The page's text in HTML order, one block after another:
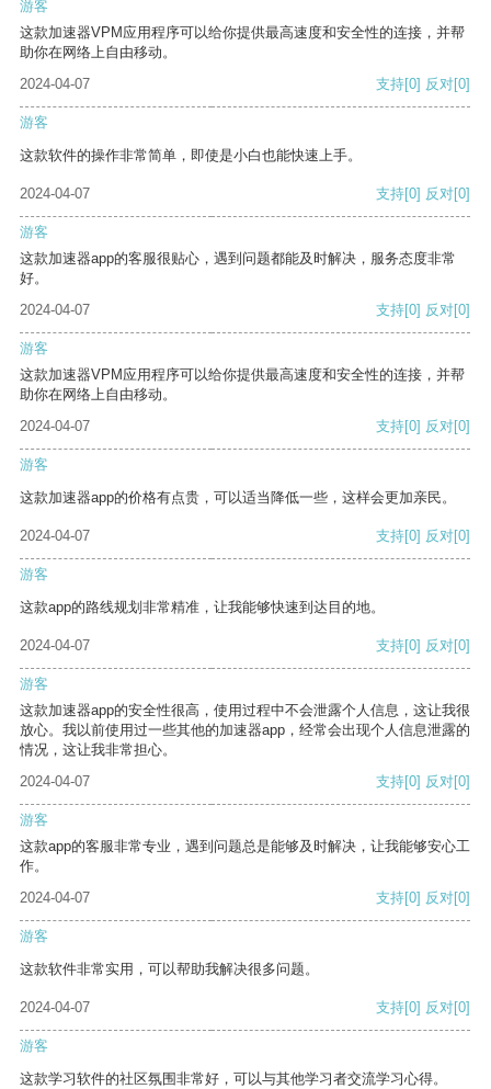
游客
这款加速器VPM应用程序可以给你提供最高速度和安全性的连接，并帮
助你在网络上自由移动。
2024-04-07
支持[0] 反对[0]
游客
这款软件的操作非常简单，即使是小白也能快速上手。
2024-04-07 支持[0] 反对[0]
游客
这款加速器app的客服很贴心，遇到问题都能及时解决，服务态度非常
好。
2024-04-07
支持[0] 反对[0]
游客
这款加速器VPM应用程序可以给你提供最高速度和安全性的连接，并帮
助你在网络上自由移动。
2024-04-07
支持[0] 反对[0]
游客
这款加速器app的价格有点贵，可以适当降低一些，这样会更加亲民。
2024-04-07 支持[0] 反对[0]
游客
这款app的路线规划非常精准，让我能够快速到达目的地。
2024-04-07 支持[0] 反对[0]
游客
这款加速器app的安全性很高，使用过程中不会泄露个人信息，这让我很
放心。我以前使用过一些其他的加速器app，经常会出现个人信息泄露的
情况，这让我非常担心。
2024-04-07
支持[0] 反对[0]
游客
这款app的客服非常专业，遇到问题总是能够及时解决，让我能够安心工
作。
2024-04-07
支持[0] 反对[0]
游客
这款软件非常实用，可以帮助我解决很多问题。
2024-04-07 支持[0] 反对[0]
游客
这款学习软件的社区氛围非常好，可以与其他学习者交流学习心得。